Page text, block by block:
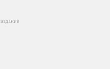
издание